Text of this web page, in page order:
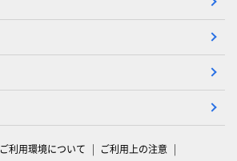
ご利用環境について ご利用上の注意